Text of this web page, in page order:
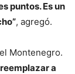
puntos. Es un
, agregó.
Montenegro.
a